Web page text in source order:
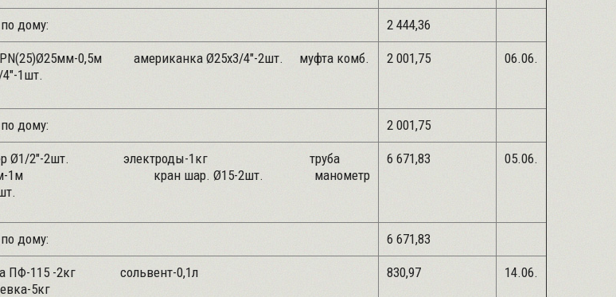
дому: 2 444,36
PN(25)Ø25мм-0,5м американка Ø25х3/4"-2шт. муфта комб.
4"-1шт.
2 001,75 06.06.
дому: 2 001,75
Ø1/2"-2шт. электроды-1кг труба
1м кран шар. Ø15-2шт. манометр
1шт.
6 671,83 05.06.
дому: 6 671,83
ПФ-115 -2кг сольвент-0,1л
5кг
830,97 14.06.